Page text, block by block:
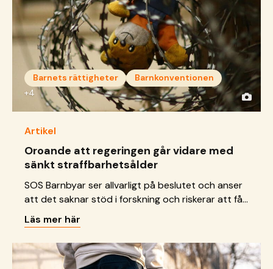
Barnets rättigheter
Barnkonventionen
+4
Artikel
Oroande att regeringen går vidare med
sänkt straffbarhetsålder
SOS Barnbyar ser allvarligt på beslutet och anser
att det saknar stöd i forskning och riskerar att få
allvarliga konsekvenser för barn.
Läs mer här